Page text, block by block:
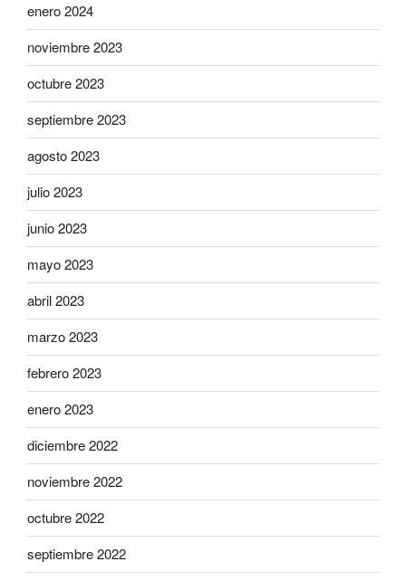
enero 2024
noviembre 2023
octubre 2023
septiembre 2023
agosto 2023
julio 2023
junio 2023
mayo 2023
abril 2023
marzo 2023
febrero 2023
enero 2023
diciembre 2022
noviembre 2022
octubre 2022
septiembre 2022